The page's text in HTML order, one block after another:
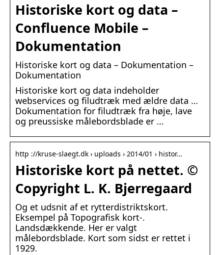
Historiske kort og data –
Confluence Mobile –
Dokumentation
Historiske kort og data – Dokumentation –
Dokumentation
Historiske kort og data indeholder
webservices og filudtræk med ældre data …
Dokumentation for filudtræk fra høje, lave
og preussiske målebordsblade er …
http ://kruse-slaegt.dk › uploads › 2014/01 › histor…
Historiske kort på nettet. ©
Copyright L. K. Bjerregaard
Og et udsnit af et rytterdistriktskort.
Eksempel på Topografisk kort-.
Landsdækkende. Her er valgt
målebordsblade. Kort som sidst er rettet i
1929.